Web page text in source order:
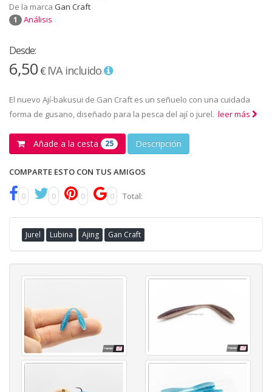
De la marca Gan Craft
1 Análisis
Desde:
6,50€ IVA incluido
El nuevo Ají-bakusui de Gan Craft es un señuelo con una cuidada
forma de gusano, diseñado para la pesca del ají o jurel. leer más
Añade a la cesta 25 Descripción
COMPARTE ESTO CON TUS AMIGOS
0 0 0 0 Total:
Jurel Lubina Ajing Gan Craft